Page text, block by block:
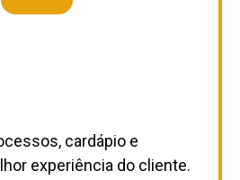
cardápio e
experiência do cliente.